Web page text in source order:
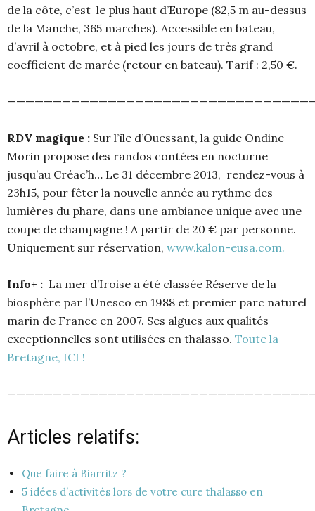
de la côte, c’est le plus haut d’Europe (82,5 m au-dessus
de la Manche, 365 marches). Accessible en bateau,
d’avril à octobre, et à pied les jours de très grand
coefficient de marée (retour en bateau). Tarif : 2,50 €.
RDV magique : Sur l’île d’Ouessant, la guide Ondine
Morin propose des randos contées en nocturne
jusqu’au Créac’h… Le 31 décembre 2013, rendez-vous à
23h15, pour fêter la nouvelle année au rythme des
lumières du phare, dans une ambiance unique avec une
coupe de champagne ! A partir de 20 € par personne.
Uniquement sur réservation, www.kalon-eusa.com.
Info+ : La mer d’Iroise a été classée Réserve de la
biosphère par l’Unesco en 1988 et premier parc naturel
marin de France en 2007. Ses algues aux qualités
exceptionnelles sont utilisées en thalasso. Toute la
Bretagne, ICI !
Articles relatifs:
Que faire à Biarritz ?
5 idées d’activités lors de votre cure thalasso en